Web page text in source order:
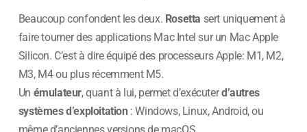
Beaucoup confondent les deux. Rosetta sert uniquement à
faire tourner des applications Mac Intel sur un Mac Apple
Silicon. C’est à dire équipé des processeurs Apple: M1, M2,
M3, M4 ou plus récemment M5.
Un émulateur, quant à lui, permet d’exécuterd’autres
systèmes d’exploitation : Windows, Linux, Android, ou
même d’anciennes versions de macOS.